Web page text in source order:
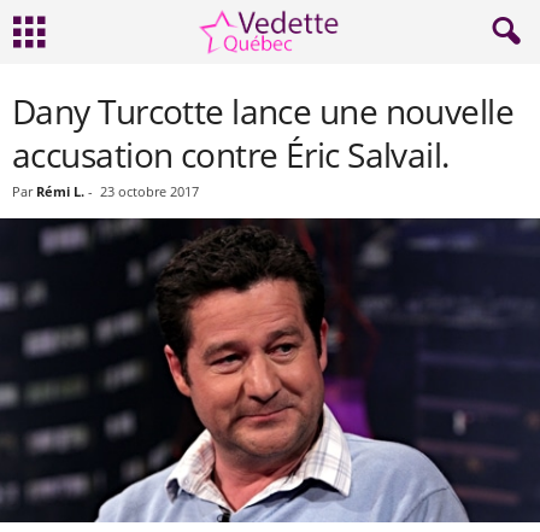
Dany Turcotte lance une nouvelle
accusation contre Éric Salvail.
Par Rémi L. - 23 octobre 2017